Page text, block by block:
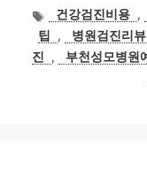
태
그
건강검진비용 ,
팁
, 병원검진리뷰
진
, 부천성모병원